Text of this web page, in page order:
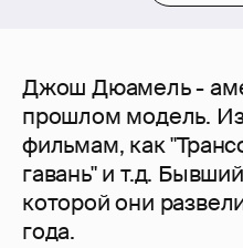
Джош Дюамель -
прошлом модель.
фильмам, как
гавань" и т.д.
которой они
года.